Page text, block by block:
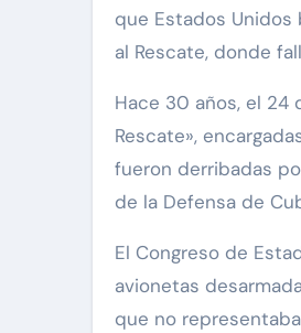
que Estados Unidos
al Rescate, donde
Hace 30 años, el 24
Rescate»,
fueron derribadas
de la Defensa de
El Congreso de
avionetas
que no